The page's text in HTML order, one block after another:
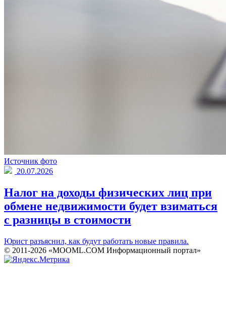
Источник фото
20.07.2026
Налог на доходы физических лиц при
обмене недвижимости будет взиматься
с разницы в стоимости
Юрист разъяснил, как будут работать новые правила.
© 2011-2026 «MOOML.COM Информационный портал»